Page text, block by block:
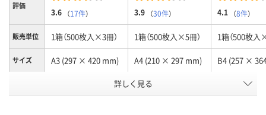
評価
3.6 （17件） 3.9 （30件） 4.1 （8件）
販売単位 1箱（500枚入×3冊） 1箱（500枚入×5冊） 1箱（500枚入
サイズ A3 (297 × 420 mm) A4 (210 × 297 mm) B4 (257 ×
016403
詳しく見る